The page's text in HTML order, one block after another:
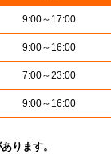
9:00～17:00
9:00～16:00
7:00～23:00
9:00～16:00
ります。